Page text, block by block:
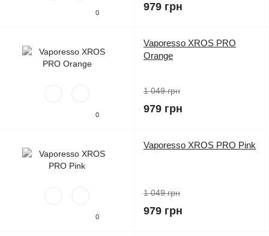
0 979 грн
0
Vaporesso XROS PRO
Orange
1 049 грн
979 грн
0
Vaporesso XROS PRO Pink
1 049 грн
979 грн